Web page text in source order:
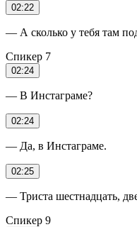
02:22
— А сколько у тебя там
Спикер 7
02:24
— В Инстаграме?
02:24
— Да, в Инстаграме.
02:25
— Триста шестнадцать,
Спикер 9